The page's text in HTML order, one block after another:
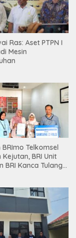
Ras: Aset PTPN I
Mesin
Telkomsel
BRI Unit
BRI Kanca Tulang